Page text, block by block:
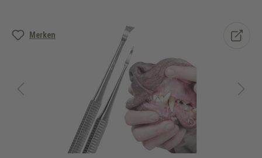
Merken
Bildergalerie überspringen